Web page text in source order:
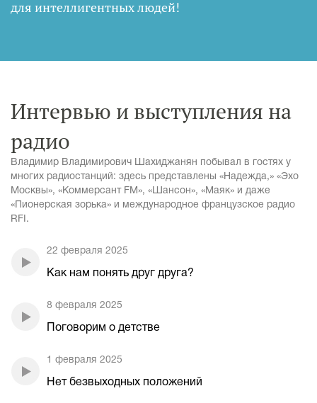
для интеллигентных людей!
Интервью и выступления на
радио
Владимир Владимирович Шахиджанян побывал в гостях у
многих радиостанций: здесь представлены «Надежда,» «Эхо
Москвы», «Коммерсант FM», «Шансон», «Маяк» и даже
«Пионерская зорька» и международное французское радио
RFI.
22 февраля 2025
Как нам понять друг друга?
8 февраля 2025
Поговорим о детстве
1 февраля 2025
Нет безвыходных положений